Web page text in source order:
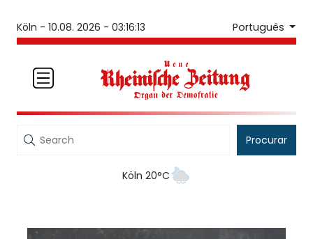
Köln - 10.08. 2026 - 03:16:13 Português
Procurar
Köln 20°C